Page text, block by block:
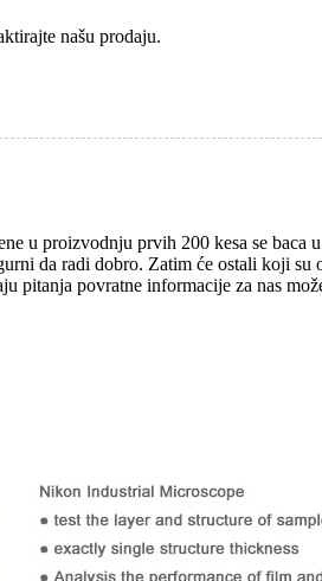
našu prodaju.
u proizvodnju prvih 200 kesa se baca
da radi dobro. Zatim će ostali koji
pitanja povratne informacije za nas